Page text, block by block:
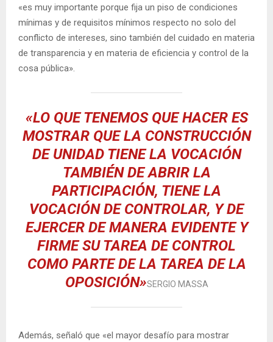
«es muy importante porque fija un piso de condiciones
mínimas y de requisitos mínimos respecto no solo del
conflicto de intereses, sino también del cuidado en materia
de transparencia y en materia de eficiencia y control de la
cosa pública».
«LO QUE TENEMOS QUE HACER ES
MOSTRAR QUE LA CONSTRUCCIÓN
DE UNIDAD TIENE LA VOCACIÓN
TAMBIÉN DE ABRIR LA
PARTICIPACIÓN, TIENE LA
VOCACIÓN DE CONTROLAR, Y DE
EJERCER DE MANERA EVIDENTE Y
FIRME SU TAREA DE CONTROL
COMO PARTE DE LA TAREA DE LA
OPOSICIÓN»SERGIO MASSA
Además, señaló que «el mayor desafío para mostrar